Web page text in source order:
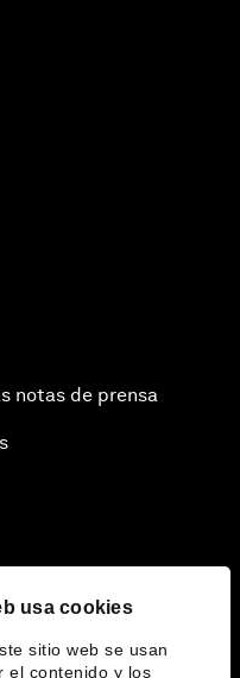
usa cookies
sitio web se usan
el contenido y los
notas de prensa